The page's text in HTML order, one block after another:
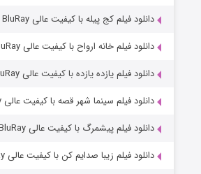
دانلود فیلم کج‌ پیله با کیفیت عالی BluRay
دانلود فیلم خانه ارواح با کیفیت عالی BluRay
دانلود فیلم یازده یازده با کیفیت عالی BluRay
دانلود فیلم سینما شهر قصه با کیفیت عالی BluRay
دانلود فیلم پیشمرگ با کیفیت عالی BluRay
دانلود فیلم زیبا صدایم کن با کیفیت عالی BluRay